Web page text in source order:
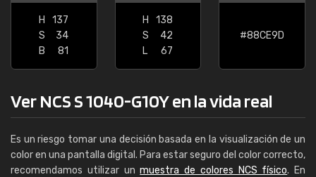
H
137
S
34
B
81
H
138
S
42
L
67
#88CE9D
Ver NCS S 1040-G10Y en la vida real
Es un riesgo tomar una decisión basada en la visualización de un
color en una pantalla digital. Para estar seguro del color correcto,
recomendamos utilizar unmuestra de colores NCS físico. En